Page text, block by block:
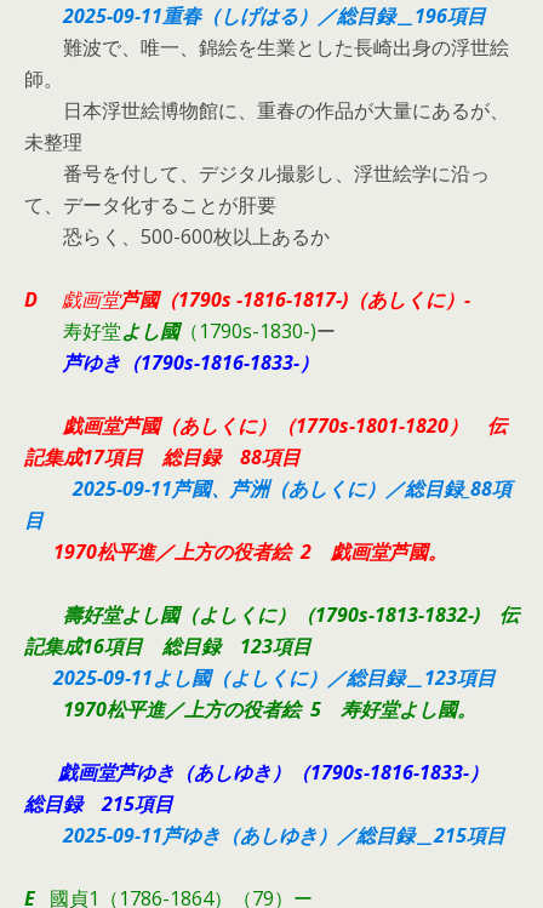
2025-09-11重春（しげはる）／総目録＿196項目
難波で、唯一、錦絵を生業とした長崎出身の浮世絵
師。
日本浮世絵博物館に、重春の作品が大量にあるが、
未整理
番号を付して、デジタル撮影し、浮世絵学に沿っ
て、データ化することが肝要
恐らく、500-600枚以上あるか
D 戯画堂芦國（1790s -1816-1817-)（あしくに）-
寿好堂よし國（1790s-1830-)ー
芦ゆき（1790s-1816-1833-）
戯画堂芦國（あしくに）（1770s-1801-1820） 伝
記集成17項目 総目録 88項目
2025-09-11芦國、芦洲（あしくに）／総目録_88項
目
1970松平進／上方の役者絵 2 戯画堂芦國。
壽好堂よし國（よしくに）（1790s-1813-1832-) 伝
記集成16項目 総目録 123項目
2025-09-11よし國（よしくに）／総目録＿123項目
1970松平進／上方の役者絵 5 寿好堂よし國。
戯画堂芦ゆき（あしゆき）（1790s-1816-1833-）
総目録 215項目
2025-09-11芦ゆき（あしゆき）／総目録＿215項目
E 國貞1（1786-1864）（79）ー